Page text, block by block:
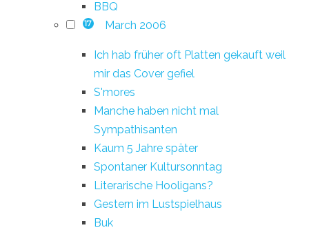
BBQ
17 March 2006
Ich hab früher oft Platten gekauft weil
mir das Cover gefiel
S'mores
Manche haben nicht mal
Sympathisanten
Kaum 5 Jahre später
Spontaner Kultursonntag
Literarische Hooligans?
Gestern im Lustspielhaus
Buk